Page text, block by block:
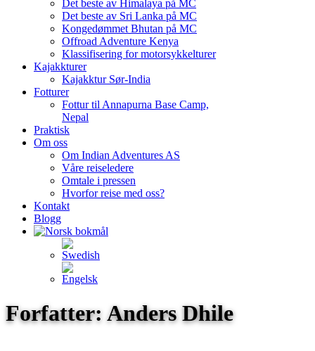
Det beste av Himalaya på MC
Det beste av Sri Lanka på MC
Kongedømmet Bhutan på MC
Offroad Adventure Kenya
Klassifisering for motorsykkelturer
Kajakkturer
Kajakktur Sør-India
Fotturer
Fottur til Annapurna Base Camp,
Nepal
Praktisk
Om oss
Om Indian Adventures AS
Våre reiseledere
Omtale i pressen
Hvorfor reise med oss?
Kontakt
Blogg
Forfatter: Anders Dhile